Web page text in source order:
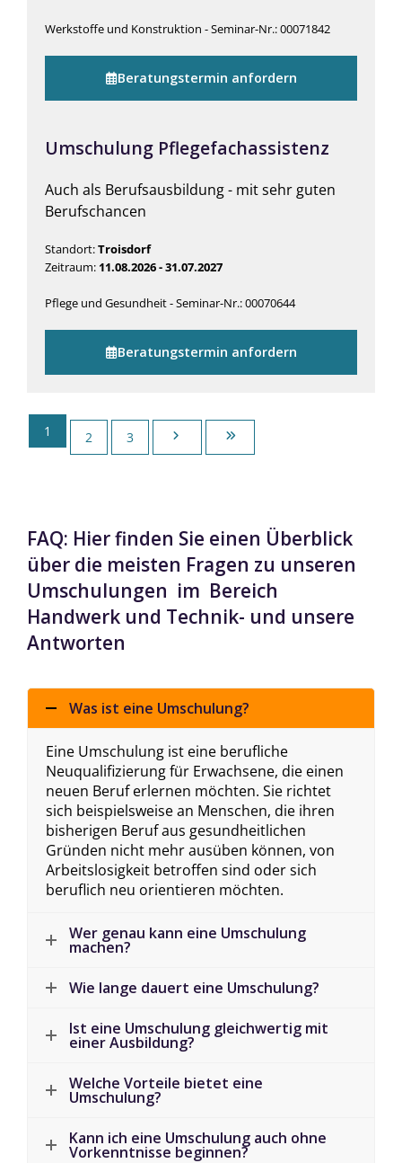
Werkstoffe und Konstruktion - Seminar-Nr.: 00071842
Beratungstermin anfordern
Umschulung Pflegefachassistenz
Auch als Berufsausbildung - mit sehr guten
Berufschancen
Standort:Troisdorf
Zeitraum: 11.08.2026 - 31.07.2027
Pflege und Gesundheit - Seminar-Nr.: 00070644
Beratungstermin anfordern
1 2 3
FAQ: Hier finden Sie einen Überblick
über die meisten Fragen zu unseren
Umschulungen im Bereich
Handwerk und Technik- und unsere
Antworten
Was ist eine Umschulung?
Eine Umschulung ist eine berufliche
Neuqualifizierung für Erwachsene, die einen
neuen Beruf erlernen möchten. Sie richtet
sich beispielsweise an Menschen, die ihren
bisherigen Beruf aus gesundheitlichen
Gründen nicht mehr ausüben können, von
Arbeitslosigkeit betroffen sind oder sich
beruflich neu orientieren möchten.
Wer genau kann eine Umschulung
machen?
Wie lange dauert eine Umschulung?
Ist eine Umschulung gleichwertig mit
einer Ausbildung?
Welche Vorteile bietet eine
Umschulung?
Kann ich eine Umschulung auch ohne
Vorkenntnisse beginnen?